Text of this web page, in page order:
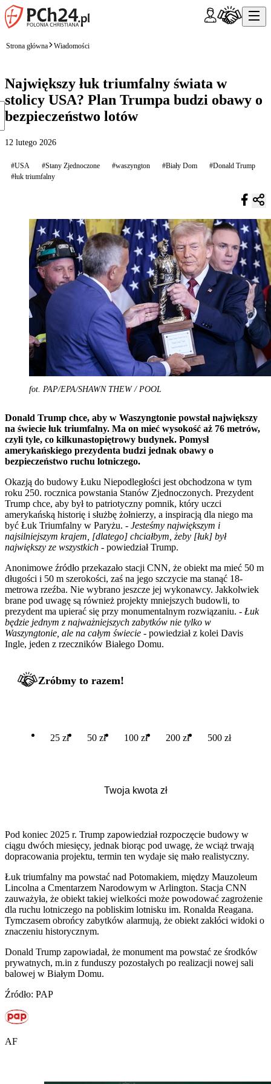
Strona główna Wiadomości
Największy łuk triumfalny świata w
stolicy USA? Plan Trumpa budzi obawy o
bezpieczeństwo lotów
12 lutego 2026
#USA #Stany Zjednoczone #waszyngton #Biały Dom
#Donald Trump
#łuk triumfalny
fot. PAP/EPA/SHAWN THEW / POOL
Donald Trump chce, aby w Waszyngtonie powstał największy
na świecie łuk triumfalny. Ma on mieć wysokość aż 76 metrów,
czyli tyle, co kilkunastopiętrowy budynek. Pomysł
amerykańskiego prezydenta budzi jednak obawy o
bezpieczeństwo ruchu lotniczego.
Okazją do budowy Łuku Niepodległości jest obchodzona w tym
roku 250. rocznica powstania Stanów Zjednoczonych. Prezydent
Trump chce, aby był to patriotyczny pomnik, który uczci
amerykańską historię i służbę żołnierzy, a inspiracją dla niego ma
być Łuk Triumfalny w Paryżu. - Jesteśmy największym i
najsilniejszym krajem, [dlatego] chciałbym, żeby [łuk] był
największy ze wszystkich - powiedział Trump.
Anonimowe źródło przekazało stacji CNN, że obiekt ma mieć 50 m
długości i 50 m szerokości, zaś na jego szczycie ma stanąć 18-
metrowa rzeźba. Nie wybrano jeszcze jej wykonawcy. Jakkolwiek
brane pod uwagę są również projekty mniejszych budowli, to
prezydent ma upierać się przy monumentalnym rozwiązaniu. - Łuk
będzie jednym z najważniejszych zabytków nie tylko w
Waszyngtonie, ale na całym świecie - powiedział z kolei Davis
Ingle, jeden z rzeczników Białego Domu.
Zróbmy to razem!
25 zł 50 zł 100 zł 200 zł 500 zł
Pod koniec 2025 r. Trump zapowiedział rozpoczęcie budowy w
ciągu dwóch miesięcy, jednak biorąc pod uwagę, że wciąż trwają
dopracowania projektu, termin ten wydaje się mało realistyczny.
Łuk triumfalny ma powstać nad Potomakiem, między Mauzoleum
Lincolna a Cmentarzem Narodowym w Arlington. Stacja CNN
zauważyła, że obiekt takiej wielkości może powodować zagrożenie
dla ruchu lotniczego na pobliskim lotnisku im. Ronalda Reagana.
Tymczasem obrońcy zabytków alarmują, że obiekt zakłóci widoki o
znaczeniu historycznym.
Donald Trump zapowiadał, że monument ma powstać ze środków
prywatnych, m.in z funduszy pozostałych po realizacji nowej sali
balowej w Białym Domu.
Źródło: PAP
AF